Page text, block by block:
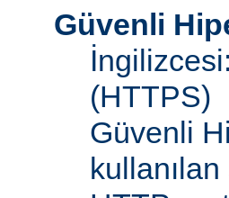
Güvenli
(HTTPS)
Güvenli